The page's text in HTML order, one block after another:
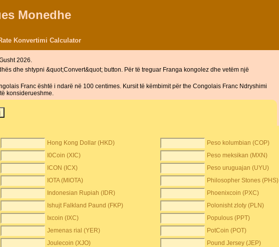
Monedhe
Konvertimi Calculator
2026.
dhe shtypni &quot;Convert&quot; button. Për të treguar Franga kongolez dhe vetëm një
Franc është i ndarë në 100 centimes. Kursit të këmbimit për the Congolais Franc Ndryshimi
konsiderueshme.
Hong Kong Dollar (HKD)
Peso kolumbian (COP)
I0Coin (XIC)
Peso meksikan (MXN)
ICON (ICX)
Peso uruguajan (UYU)
IOTA (MIOTA)
Philosopher Stones (PHS)
Indonesian Rupiah (IDR)
Phoenixcoin (PXC)
Ishujt Falkland Paund (FKP)
Polonisht zloty (PLN)
Ixcoin (IXC)
Populous (PPT)
Jemenas rial (YER)
PotCoin (POT)
Joulecoin (XJO)
Pound Jersey (JEP)